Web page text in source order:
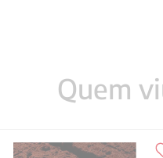
o cuidado de ti próprio”, 102 2.1 O
comportamentos disfuncionais,
e o comunitário, 113 4.2 O
Quem